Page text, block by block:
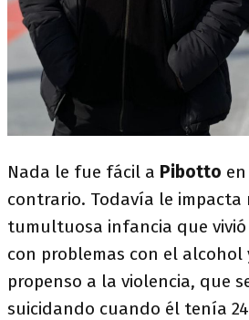
Nada le fue fácil a Pibotto
contrario. Todavía le impacta
tumultuosa infancia que
con problemas con el alcohol
propenso a la violencia, que
suicidando cuando él tenía